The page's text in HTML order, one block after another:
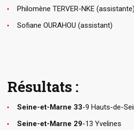
Philomène TERVER-NKE (assistante)
Sofiane OURAHOU (assistant)
Résultats :
Seine-et-Marne 33-9 Hauts-de-
Seine-et-Marne 29-13 Yvelines